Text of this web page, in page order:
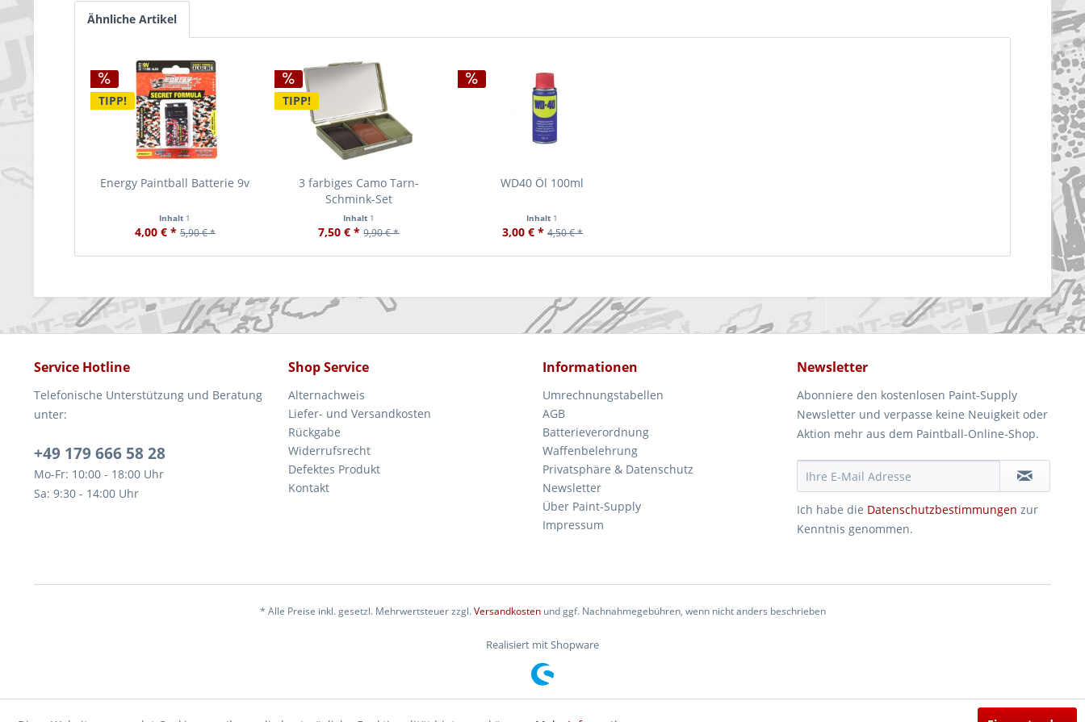
Ähnliche Artikel
TIPP!
Energy Paintball Batterie 9v
Inhalt 1
4,00 € * 5,90 € *
TIPP!
3 farbiges Camo Tarn-
Schmink-Set
Inhalt 1
7,50 € * 9,90 € *
WD40 Öl 100ml
Inhalt 1
3,00 € * 4,50 € *
Service Hotline
Telefonische Unterstützung und Beratung
unter:
+49 179 666 58 28
Mo-Fr: 10:00 - 18:00 Uhr
Sa: 9:30 - 14:00 Uhr
Shop Service
Alternachweis
Liefer- und Versandkosten
Rückgabe
Widerrufsrecht
Defektes Produkt
Kontakt
Informationen
Umrechnungstabellen
AGB
Batterieverordnung
Waffenbelehrung
Privatsphäre & Datenschutz
Newsletter
Über Paint-Supply
Impressum
Newsletter
Abonniere den kostenlosen Paint-Supply
Newsletter und verpasse keine Neuigkeit oder
Aktion mehr aus dem Paintball-Online-Shop.
Ich habe die Datenschutzbestimmungen zur
Kenntnis genommen.
* Alle Preise inkl. gesetzl. Mehrwertsteuer zzgl.Versandkostenund ggf. Nachnahmegebühren, wenn nicht anders beschrieben
Realisiert mit Shopware